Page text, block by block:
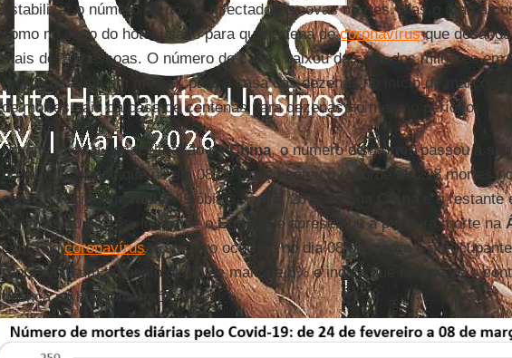
estabilizar o número de novos infectados e novas mortes. Mas o drama
como no caso do hotel usado para quarentena decoronavírusque
mais de 10 pessoas. O número de casos baixou da casa dos milhares em
(cerca de 3 mil em média), para a casa das dezenas no início de março. E
de mortes saiu da casa de centenas para dezenas no mesmo período.
Porém, após a desaceleração naChina, o número de mortes passou a
do mundo, sendo que no dia 08 de março bateu o recorde de 228 mortes
com 133 óbitos na
Itália, 49 óbitos noIrã , 28 óbitos na
e o restante
por mais 10 países, inclusive oEgito que apresentou a primeira morte na
conta docoronavírus. Este pico ocorrido no dia 08 de março é
representa um aumento diário de mais de 5% e indica que não se vê o
doença no horizonte próximo.